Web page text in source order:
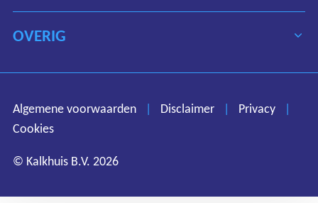
Disclaimer
Privacy
OVERIG
Algemene voorwaarden | Disclaimer | Privacy
|
Cookies
© Kalkhuis B.V. 2026